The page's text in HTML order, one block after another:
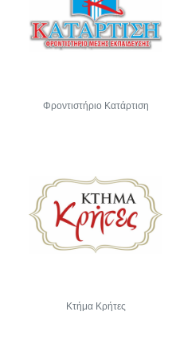
Φροντιστήριο Κατάρτιση
Κτήμα Κρήτες